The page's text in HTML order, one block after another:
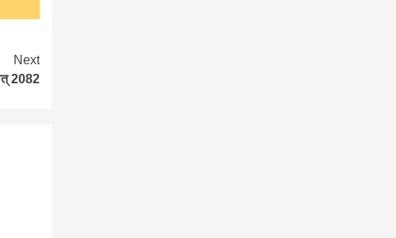
Next
2082